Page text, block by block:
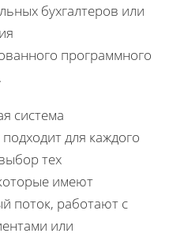
бухгалтеров или
программного
система
для каждого
тех
имеют
поток, работают с
или